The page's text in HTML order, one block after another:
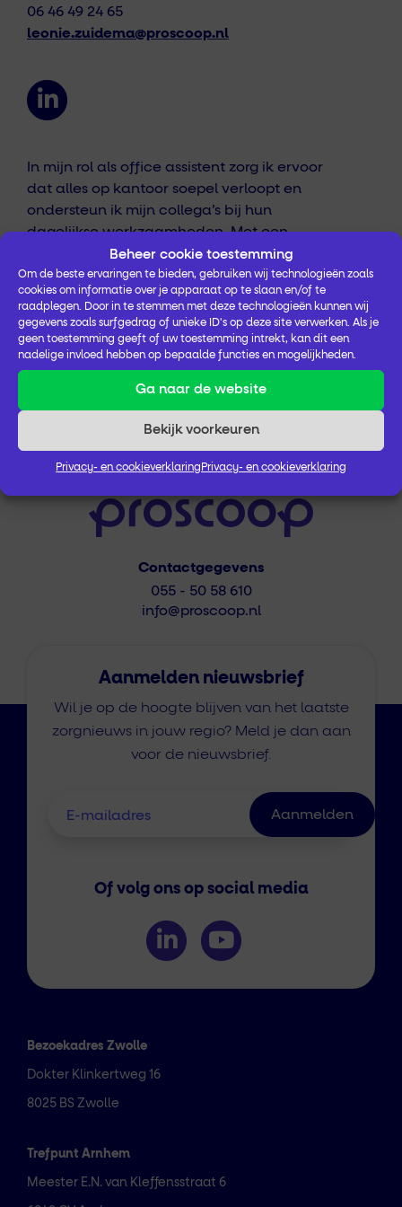
Beheer cookie toestemming
Om de beste ervaringen te bieden, gebruiken wij technologieën zoals
cookies om informatie over je apparaat op te slaan en/of te
raadplegen. Door in te stemmen met deze technologieën kunnen wij
gegevens zoals surfgedrag of unieke ID's op deze site verwerken. Als je
geen toestemming geeft of uw toestemming intrekt, kan dit een
nadelige invloed hebben op bepaalde functies en mogelijkheden.
Ga naar de website
Bekijk voorkeuren
Privacy- en cookieverklaring Privacy- en cookieverklaring
06 46 49 24 65
leonie.zuidema@proscoop.nl
In mijn rol als office assistent zorg ik ervoor
dat alles op kantoor soepel verloopt en
ondersteun ik mijn collega’s bij hun
dagelijkse werkzaamheden. Met een
klantgerichte instelling en oog voor detail
ben ik het aanspreekpunt voor zowel het
team als onze bezoekers. Je bent van harte
welkom op ons kantoor in Zwolle!
Contactgegevens
055 - 50 58 610
info@proscoop.nl
Bezoekadres Zwolle
Dokter Klinkertweg 16
8025 BS Zwolle
Trefpunt Arnhem
Meester E.N. van Kleffensstraat 6
Aanmelden nieuwsbrief
Wil je op de hoogte blijven van het laatste
zorgnieuws in jouw regio? Meld je dan aan
voor de nieuwsbrief.
Of volg ons op social media